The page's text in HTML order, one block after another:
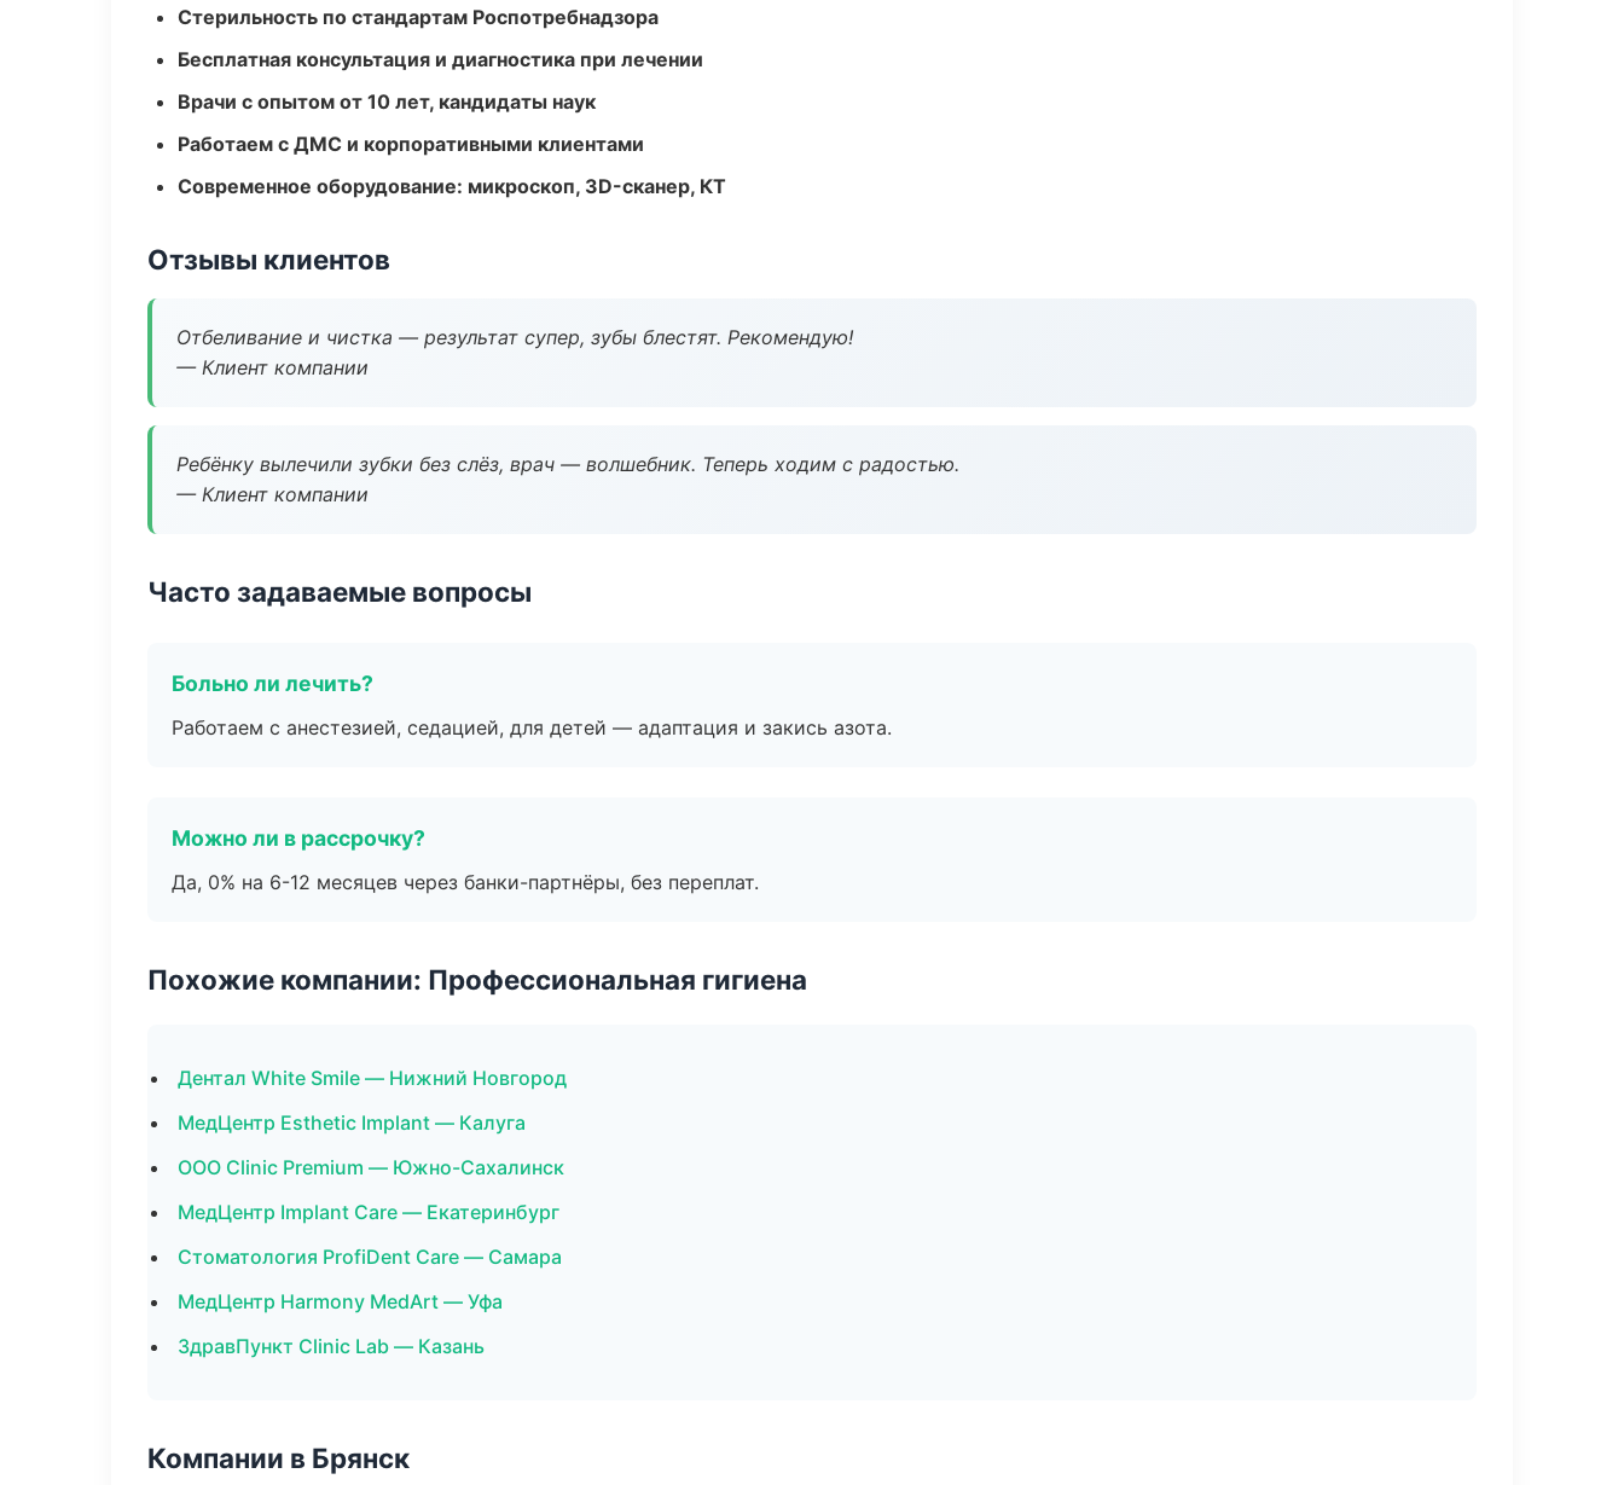
Стерильность по стандартам Роспотребнадзора
Бесплатная консультация и диагностика при лечении
Врачи с опытом от 10 лет, кандидаты наук
Работаем с ДМС и корпоративными клиентами
Современное оборудование: микроскоп, 3D-сканер, КТ
Отзывы клиентов
Отбеливание и чистка — результат супер, зубы блестят. Рекомендую!
— Клиент компании
Ребёнку вылечили зубки без слёз, врач — волшебник. Теперь ходим с радостью.
— Клиент компании
Часто задаваемые вопросы
Больно ли лечить?
Работаем с анестезией, седацией, для детей — адаптация и закись азота.
Можно ли в рассрочку?
Да, 0% на 6-12 месяцев через банки-партнёры, без переплат.
Похожие компании: Профессиональная гигиена
Дентал White Smile — Нижний Новгород
МедЦентр Esthetic Implant — Калуга
ООО Clinic Premium — Южно-Сахалинск
МедЦентр Implant Care — Екатеринбург
Стоматология ProfiDent Care — Самара
МедЦентр Harmony MedArt — Уфа
ЗдравПункт Clinic Lab — Казань
Компании в Брянск